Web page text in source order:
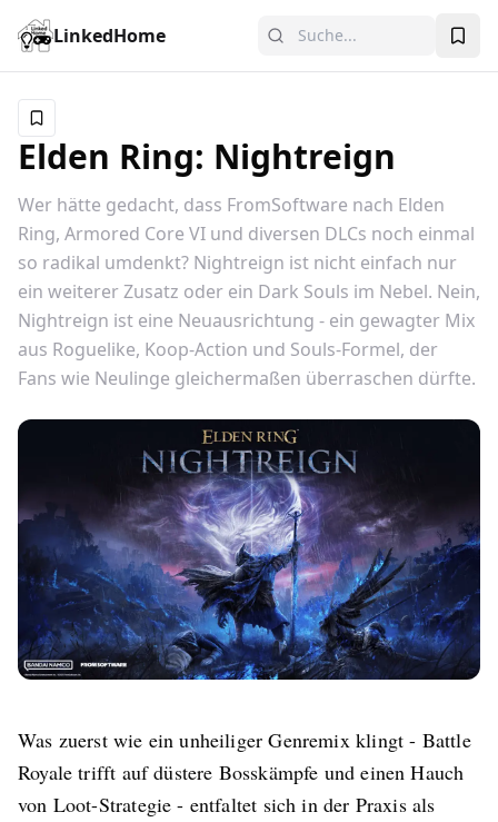
LinkedHome
Elden Ring: Nightreign
Wer hätte gedacht, dass FromSoftware nach Elden
Ring, Armored Core VI und diversen DLCs noch einmal
so radikal umdenkt? Nightreign ist nicht einfach nur
ein weiterer Zusatz oder ein Dark Souls im Nebel. Nein,
Nightreign ist eine Neuausrichtung - ein gewagter Mix
aus Roguelike, Koop-Action und Souls-Formel, der
Fans wie Neulinge gleichermaßen überraschen dürfte.
Was zuerst wie ein unheiliger Genremix klingt - Battle
Royale trifft auf düstere Bosskämpfe und einen Hauch
von Loot-Strategie - entfaltet sich in der Praxis als